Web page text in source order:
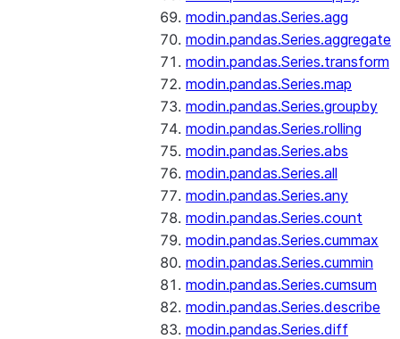
modin.pandas.Series.agg
modin.pandas.Series.aggregate
modin.pandas.Series.transform
modin.pandas.Series.map
modin.pandas.Series.groupby
modin.pandas.Series.rolling
modin.pandas.Series.abs
modin.pandas.Series.all
modin.pandas.Series.any
modin.pandas.Series.count
modin.pandas.Series.cummax
modin.pandas.Series.cummin
modin.pandas.Series.cumsum
modin.pandas.Series.describe
modin.pandas.Series.diff